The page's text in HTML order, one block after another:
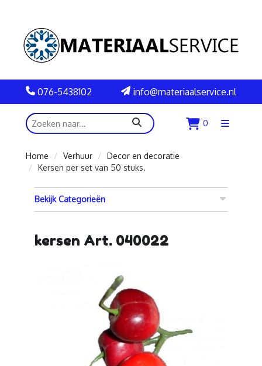
076-5438102 info@materiaalservice.nl
zoeken 0
Menu
Home
Verhuur
Decor en decoratie
Kersen per set van 50 stuks.
Bekijk Categorieën
kersen Art. 040022